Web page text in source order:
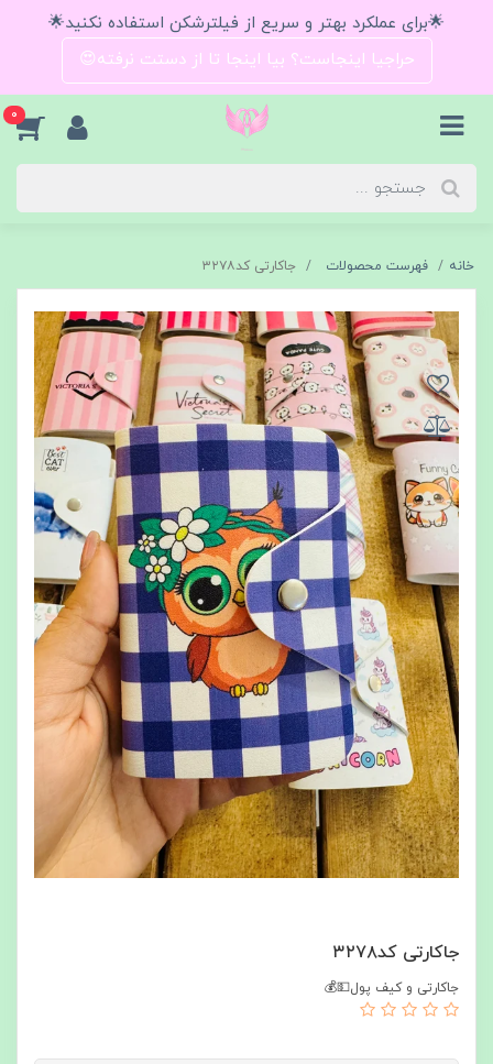
🌟برای عملکرد بهتر و سریع از فیلترشکن استفاده نکنید🌟
حراجیا اینجاست؟ بیا اینجا تا از دستت نرفته😍
0
خانه فهرست محصولات جاکارتی کد۳۲۷۸
جاکارتی کد۳۲۷۸
جاکارتی و کیف پول💵💰